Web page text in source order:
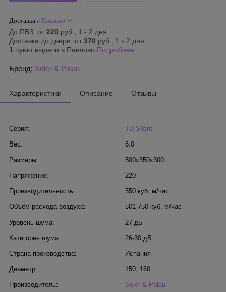
Доставка в Павлово
До ПВЗ: от 220 руб., 1 - 2 дня
Доставка до двери: от 370 руб., 1 - 2 дня
1 пункт выдачи в Павлово Подробнее
Бренд: Soler & Palau
Характеристики Описание Отзывы
Серия: TD Silent
Вес: 6.0
Размеры: 500x350x300
Напряжение: 220
Производительность: 550 куб. м/час
Объём расхода воздуха: 501-750 куб. м/час
Уровень шума: 27 дБ
Категория шума: 26-30 дБ
Страна производства: Испания
Диаметр: 150, 160
Производитель: Soler & Palau